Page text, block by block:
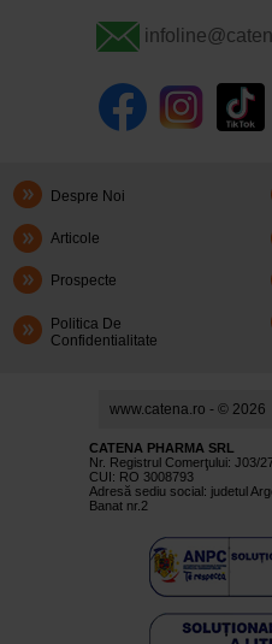
Despre Noi
Articole
Prospecte
Politica De
Confidentialitate
www.catena.ro - © 2026
CATENA PHARMA SRL
Nr. Registrul Comerţului: J03/
CUI: RO 3008793
Adresă sediu social: judetul
Banat nr.2